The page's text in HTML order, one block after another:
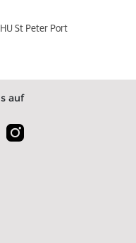
St Peter Port
auf